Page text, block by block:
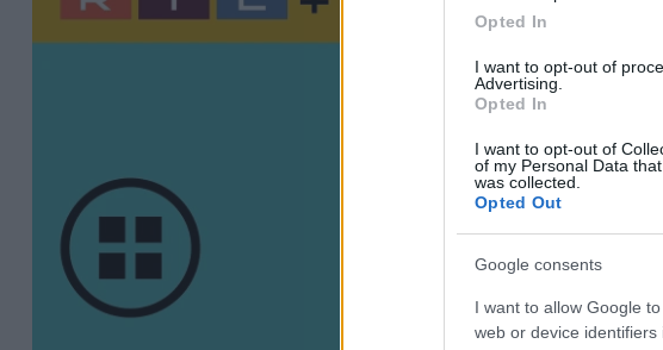
Opted In
I want to opt-out of
Advertising.
Opted In
I want to opt-out of
of my Personal Data
was collected.
Opted Out
Google consents
I want to allow Google
web or device identifiers